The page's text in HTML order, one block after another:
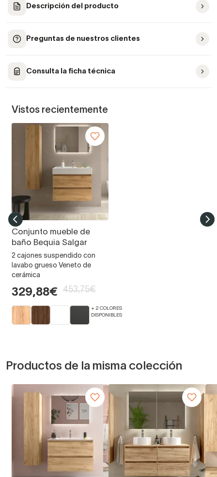
Descripción del producto
Preguntas de nuestros clientes
Consulta la ficha técnica
Vistos recientemente
Conjunto mueble de
baño Bequia Salgar
2 cajones suspendido con
lavabo grueso Veneto de
cerámica
329,88€ 453,75€
+ 2 COLORES
DISPONIBLES
Productos de la misma colección